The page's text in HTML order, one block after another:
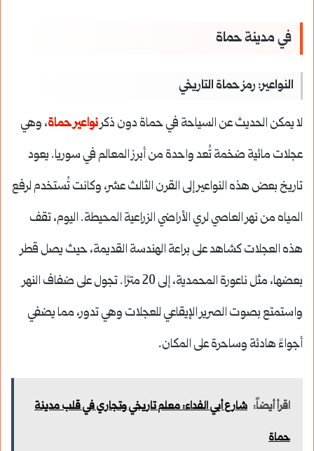
في مدينة حماة
النواعير: رمز حماة التاريخي
لا يمكن الحديث عن السياحة في حماة دون ذكرنواعير حماة، وهي
عجلات مائية ضخمة تُعد واحدة من أبرز المعالم في سوريا. يعود
تاريخ بعض هذه النواعير إلى القرن الثالث عشر، وكانت تُستخدم لرفع
المياه من نهر العاصي لري الأراضي الزراعية المحيطة. اليوم، تقف
هذه العجلات كشاهد على براعة الهندسة القديمة، حيث يصل قطر
بعضها، مثل ناعورة المحمدية، إلى 20 مترًا. تجول على ضفاف النهر
واستمتع بصوت الصرير الإيقاعي للعجلات وهي تدور، مما يضفي
أجواءً هادئة وساحرة على المكان.
اقرأ أيضاً: شارع أبي الفداء: معلم تاريخي وتجاري في قلب مدينة
حماة